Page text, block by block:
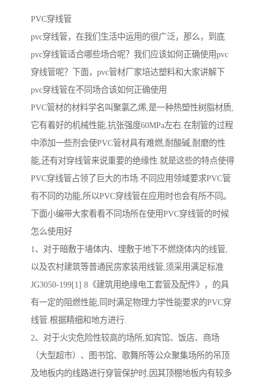
PVC穿线管
pvc穿线管，在我们生活中运用的很广泛，那么，到底
pvc穿线管适合哪些场合呢？我们应该如何正确使用pvc
穿线管呢？下面，pvc管材厂家培达塑料和大家讲解下
pvc穿线管在不同场合该如何正确使用
PVC管材的材料学名叫聚氯乙烯,是一种热塑性树脂材质,
它有着好的机械性能,抗张强度60MPa左右.在制管的过程
中添加一些剂会使PVC管材具有难燃,耐酸碱,耐磨的性
能,还有对穿线管来说重要的绝缘性.就是这些的特点使得
PVC穿线管占领了巨大的市场.不同应用领域要求PVC管
有不同的功能,所以PVC穿线管在应用时也会有所不同。
下面小编带大家看看不同场所在使用PVC穿线管的时候
怎么使用好
1、对于暗敷于墙体内、埋敷于地下不燃烧体内的线管,
以及农村建筑等普通民房家装用线管,须采用满足标准
JG3050-199[1] 8《建筑用绝缘电工套管及配件》，的具
有一定的阻燃性能,同时满足物理力学性能要求的PVC穿
线管.根据精细和地方进行.
2、对于火灾危险性较高的场所,如宾馆、饭店、商场
（大型超市）、图书馆、歌舞所等公众聚集场所的吊顶
及地板内的线路进行穿管保护时,因其顶棚地板内有较多